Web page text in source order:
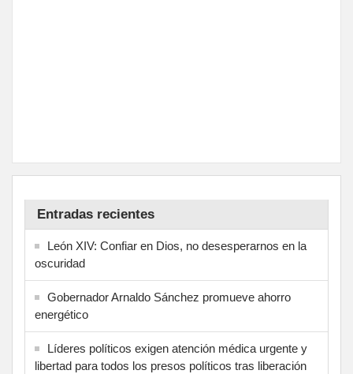
Entradas recientes
León XIV: Confiar en Dios, no desesperarnos en la
oscuridad
Gobernador Arnaldo Sánchez promueve ahorro
energético
Líderes políticos exigen atención médica urgente y
libertad para todos los presos políticos tras liberación